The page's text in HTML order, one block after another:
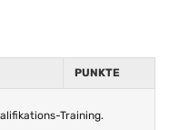
PUNKTE
Training.